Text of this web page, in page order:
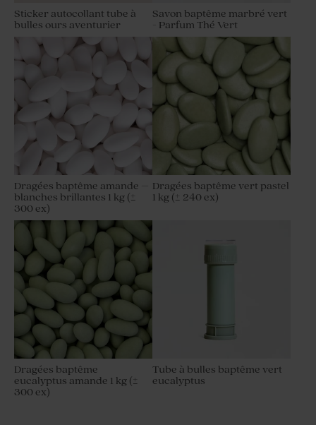
Sticker autocollant tube à
bulles ours aventurier
Savon baptême marbré vert
- Parfum Thé Vert
Dragées baptême amande –
blanches brillantes 1 kg (±
300 ex)
Dragées baptême vert pastel
1 kg (± 240 ex)
Dragées baptême
eucalyptus amande 1 kg (±
300 ex)
Tube à bulles baptême vert
eucalyptus